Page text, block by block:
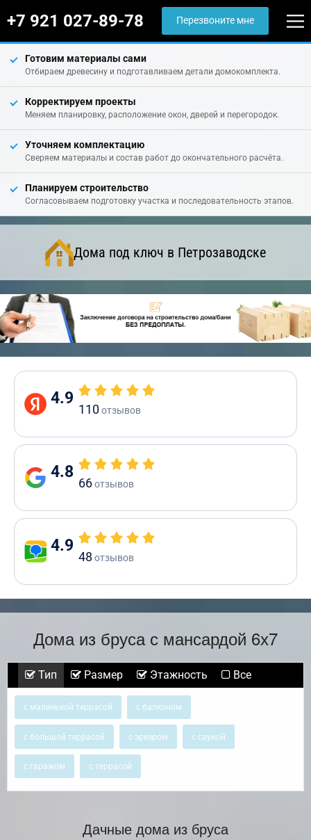
+7 921 027-89-78 Перезвоните мне
Готовим материалы сами
Отбираем древесину и подготавливаем детали домокомплекта.
Корректируем проекты
Меняем планировку, расположение окон, дверей и перегородок.
Уточняем комплектацию
Сверяем материалы и состав работ до окончательного расчёта.
Планируем строительство
Согласовываем подготовку участка и последовательность этапов.
Дома под ключ в Петрозаводске
4.9
110отзывов
4.8
66отзывов
4.9
48 отзывов
Дома из бруса с мансардой 6х7
Тип Размер Этажность Все
с маленькой террасой с балконом
с большой террасой с эркером с сауной
с гаражом с террасой
Дачные дома из бруса